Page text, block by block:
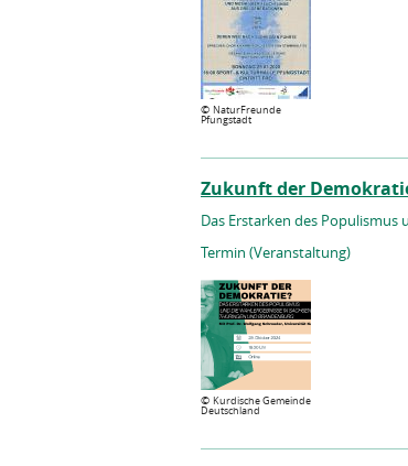
© NaturFreunde
Pfungstadt
Zukunft der
Das Erstarken des Populismus
Termin (Veranstaltung)
© Kurdische Gemeinde
Deutschland